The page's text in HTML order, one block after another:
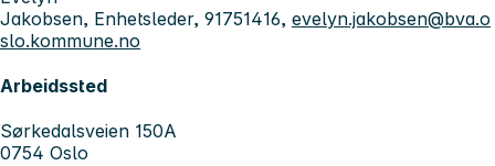
Jakobsen, Enhetsleder, 91751416, evelyn.jakobsen@bva.o
slo.kommune.no
Arbeidssted
Sørkedalsveien 150A
0754 Oslo